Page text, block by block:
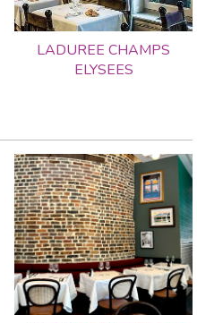
LADUREE CHAMPS
ELYSEES